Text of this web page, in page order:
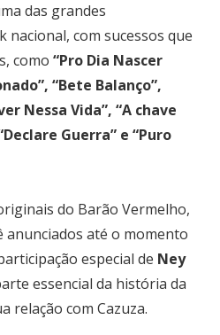
das grandes
com sucessos que
como “Pro Dia Nascer
“Bete Balanço”,
Nessa Vida”, “A chave
Guerra” e “Puro
do Barão Vermelho,
anunciados até o momento
especial de Ney
essencial da história da
relação com Cazuza.